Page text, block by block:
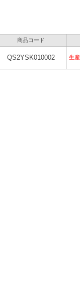
商品コード
QS2YSK010002 生